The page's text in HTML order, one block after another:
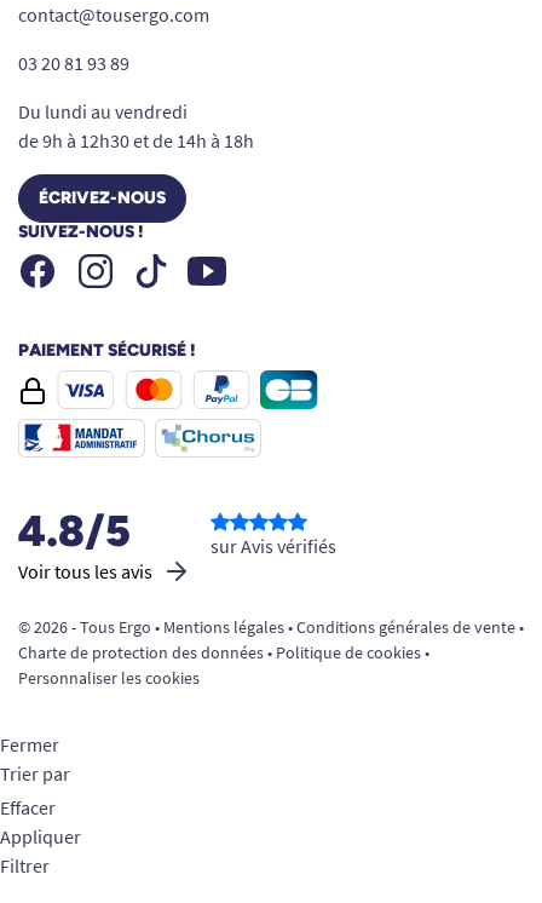
contact@tousergo.com
03 20 81 93 89
Du lundi au vendredi
de 9h à 12h30 et de 14h à 18h
ÉCRIVEZ-NOUS
SUIVEZ-NOUS !
FacebookInstagramTiktok Youtube
PAIEMENT SÉCURISÉ !
4.8/5
Voir tous les avis
sur Avis vérifiés
© 2026 - Tous Ergo • Mentions légales•Conditions générales de vente•
Charte de protection des données• Politique de cookies•
Personnaliser les cookies
Fermer
Trier par
Effacer
Appliquer
Filtrer